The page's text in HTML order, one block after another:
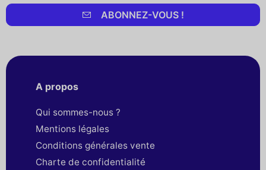
ABONNEZ-VOUS !
A propos
Qui sommes-nous ?
Mentions légales
Conditions générales vente
Charte de confidentialité